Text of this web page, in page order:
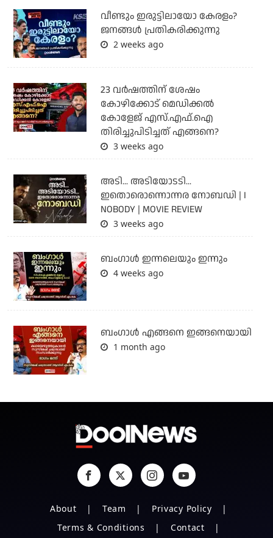
വീണ്ടും ഇരുട്ടിലായോ കേരളം?
ജനങ്ങൾ പ്രതികരിക്കുന്നു
2 weeks ago
23 വർഷത്തിന് ശേഷം
കോഴിക്കോട് മെഡിക്കൽ
കോളേജ് എസ്.എഫ്.ഐ
തിരിച്ചുപിടിച്ചത് എങ്ങനെ?
3 weeks ago
അടി... അടിയോടടി...
ഇതൊരൊന്നൊന്നര നോബഡി | I
NOBODY | MOVIE REVIEW
3 weeks ago
ബംഗാള്‍ ഇന്നലെയും ഇന്നും
4 weeks ago
ബം​ഗാൾ എങ്ങനെ ഇങ്ങനെയായി
1 month ago
About Team
Privacy Policy
Terms & Conditions
Contact